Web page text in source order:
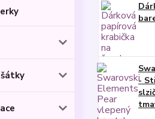
šátky
-